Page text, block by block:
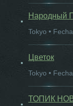
Народный
Tokyo •
Цветок
Tokyo •
ТОПИК